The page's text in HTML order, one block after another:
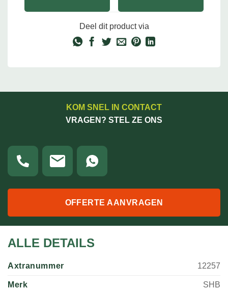
Deel dit product via
KOM SNEL IN CONTACT
VRAGEN? STEL ZE ONS
OFFERTE AANVRAGEN
ALLE DETAILS
Axtranummer 12257
Merk SHB